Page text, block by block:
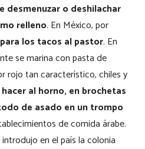
desmenuzar o deshilachar
relleno. En México, por
los tacos al pastor. En
se marina con pasta de
rojo tan característico, chiles y
al horno, en brochetas
de asado en un trompo
de comida árabe.
en el país la colonia